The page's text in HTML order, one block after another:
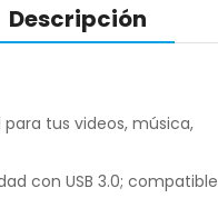
Descripción
tus videos, música,
con USB 3.0; compatible